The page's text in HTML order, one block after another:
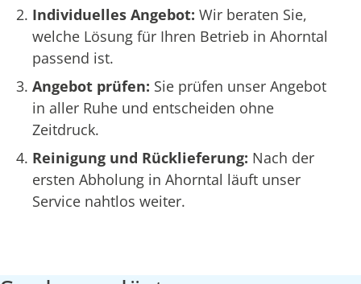
Individuelles Angebot: Wir beraten Sie,
welche Lösung für Ihren Betrieb in Ahorntal
passend ist.
Angebot prüfen: Sie prüfen unser Angebot
in aller Ruhe und entscheiden ohne
Zeitdruck.
Reinigung und Rücklieferung: Nach der
ersten Abholung in Ahorntal läuft unser
Service nahtlos weiter.